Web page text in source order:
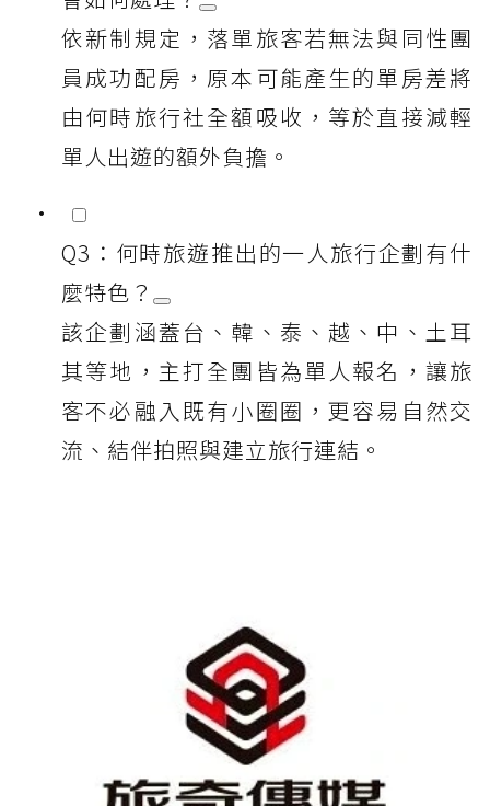
依新制規定，落單旅客若無法與同性團
員成功配房，原本可能產生的單房差將
由何時旅行社全額吸收，等於直接減輕
單人出遊的額外負擔。
Q3：何時旅遊推出的一人旅行企劃有什
麼特色？
該企劃涵蓋台、韓、泰、越、中、土耳
其等地，主打全團皆為單人報名，讓旅
客不必融入既有小圈圈，更容易自然交
流、結伴拍照與建立旅行連結。